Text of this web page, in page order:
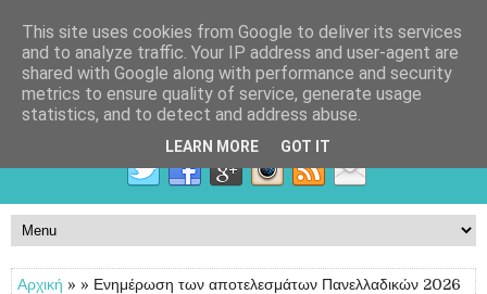
Αρχική » » Ενημέρωση των αποτελεσμάτων Πανελλαδικών 2026
This site uses cookies from Google to deliver its services
and to analyze traffic. Your IP address and user-agent are
shared with Google along with performance and security
metrics to ensure quality of service, generate usage
statistics, and to detect and address abuse.
LEARN MORE GOT IT